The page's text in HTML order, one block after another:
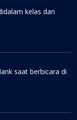
kelas dan
saat berbicara di